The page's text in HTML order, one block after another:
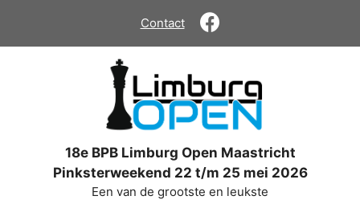
de
Contact
18e BPB Limburg Open Maastricht
Pinksterweekend 22 t/m 25 mei 2026
Een van de grootste en leukste